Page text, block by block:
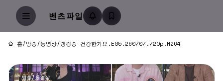
벤츠파일
홈/방송/동영상/랭킹송 건강한가요.E05.260707.720p.H264
방송/동영상